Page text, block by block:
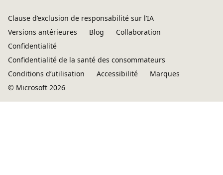
Clause d’exclusion de responsabilité sur l’IA
Versions antérieures
Blog
Collaboration
Confidentialité
Confidentialité de la santé des consommateurs
Conditions d’utilisation
Accessibilité
Marques
© Microsoft 2026